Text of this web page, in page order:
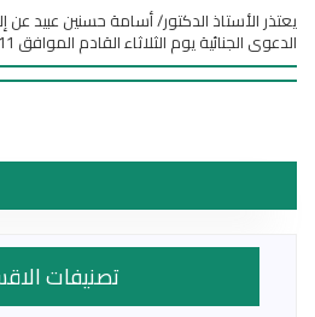
يعتذر الأستاذ الدكتور/ أسامة حسنين عبيد
الدعوى الجنائية يوم الثلاثاء القادم الموافق 11-4-2023م
تصنيفات